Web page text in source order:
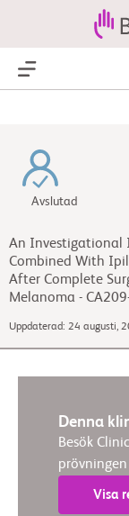
Show Menu
Avslutad
An Investigational
Combined With
After Complete
Melanoma -
Uppdaterad: 24 augusti,
Denna
Besök
prövningen
Visa